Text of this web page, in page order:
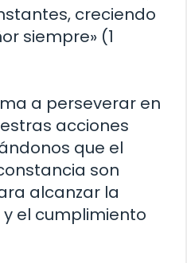
creciendo
siempre» (1
a perseverar en
acciones
que el
son
alcanzar la
el cumplimiento